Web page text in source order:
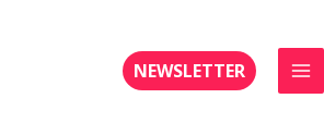
NEWSLETTER